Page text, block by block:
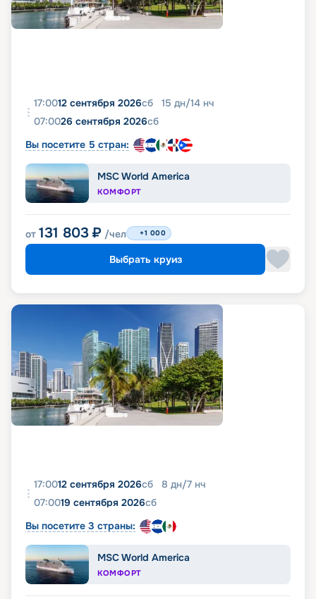
17:0012 сентября 2026сб 15 дн/14 нч
07:0026 сентября 2026сб
Вы посетите 5 стран:
MSC World America
КОМФОРТ
от 131 803 ₽ /чел +1 000
Выбрать круиз
17:0012 сентября 2026сб 8 дн/7 нч
07:0019 сентября 2026сб
Вы посетите 3 страны:
MSC World America
КОМФОРТ